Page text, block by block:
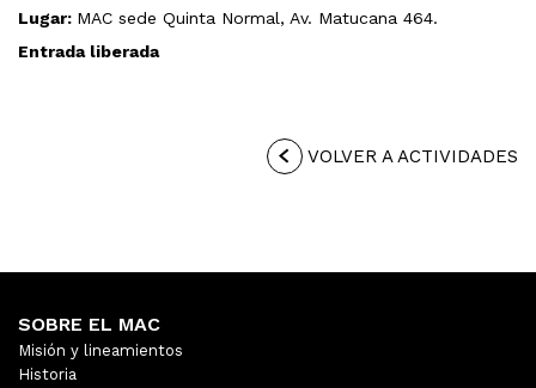
Lugar: MAC sede Quinta Normal, Av. Matucana 464.
Entrada liberada
VOLVER A ACTIVIDADES
SOBRE EL MAC
Misión y lineamientos
Historia